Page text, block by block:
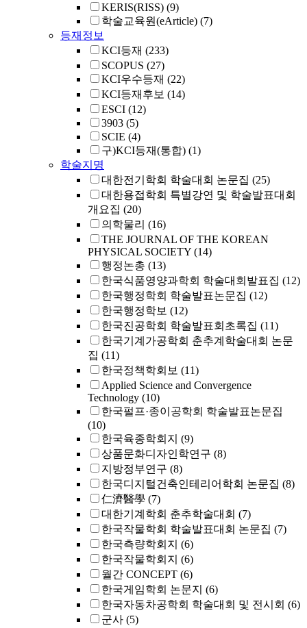
KERIS(RISS) (9)
학술교육원(eArticle) (7)
등재정보
KCI등재 (233)
SCOPUS (27)
KCI우수등재 (22)
KCI등재후보 (14)
ESCI (12)
3903 (5)
SCIE (4)
구)KCI등재(통합) (1)
학술지명
대한전기학회 학술대회 논문집 (25)
대한용접학회 특별강연 및 학술발표대회
개요집 (20)
의학물리 (16)
THE JOURNAL OF THE KOREAN
PHYSICAL SOCIETY (14)
행정논총 (13)
한국식품영양과학회 학술대회발표집 (12)
한국행정학회 학술발표논문집 (12)
한국행정학보 (12)
한국진공학회 학술발표회초록집 (11)
한국기계가공학회 춘추계학술대회 논문
집 (11)
한국정책학회보 (11)
Applied Science and Convergence
Technology (10)
한국펄프·종이공학회 학술발표논문집
(10)
한국육종학회지 (9)
상품문화디자인학연구 (8)
지방정부연구 (8)
한국디지털건축인테리어학회 논문집 (8)
仁濟醫學 (7)
대한기계학회 춘추학술대회 (7)
한국작물학회 학술발표대회 논문집 (7)
한국측량학회지 (6)
한국작물학회지 (6)
월간 CONCEPT (6)
한국게임학회 논문지 (6)
한국자동차공학회 학술대회 및 전시회 (6)
군사 (5)